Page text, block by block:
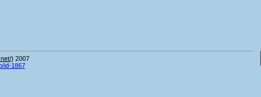
) 2007
id-1867